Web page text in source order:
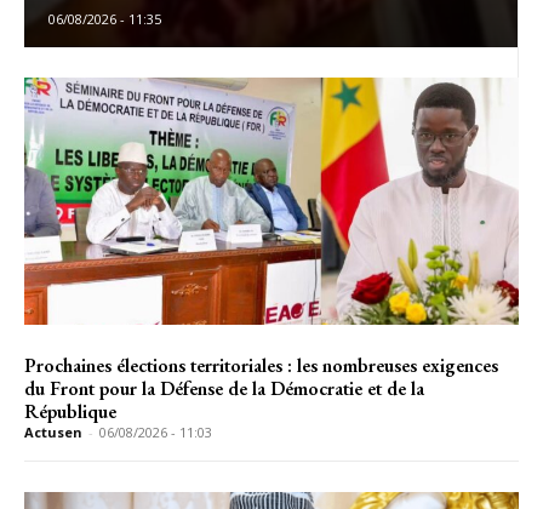
06/08/2026 - 11:35
Prochaines élections territoriales : les nombreuses exigences
du Front pour la Défense de la Démocratie et de la
République
Actusen - 06/08/2026 - 11:03